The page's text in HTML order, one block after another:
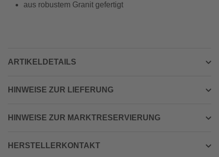
aus robustem Granit gefertigt
ARTIKELDETAILS
HINWEISE ZUR LIEFERUNG
HINWEISE ZUR MARKTRESERVIERUNG
HERSTELLERKONTAKT